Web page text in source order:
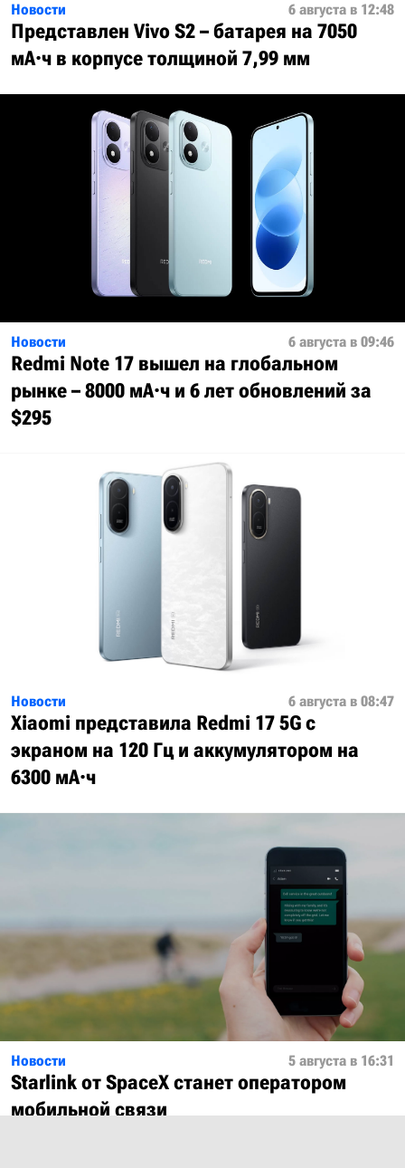
Новости 6 августа в 12:48
Представлен Vivo S2 – батарея на 7050
мА·ч в корпусе толщиной 7,99 мм
Новости 6 августа в 09:46
Redmi Note 17 вышел на глобальном
рынке – 8000 мА·ч и 6 лет обновлений за
$295
Новости 6 августа в 08:47
Xiaomi представила Redmi 17 5G с
экраном на 120 Гц и аккумулятором на
6300 мА·ч
Новости 5 августа в 16:31
Starlink от SpaceX станет оператором
мобильной связи